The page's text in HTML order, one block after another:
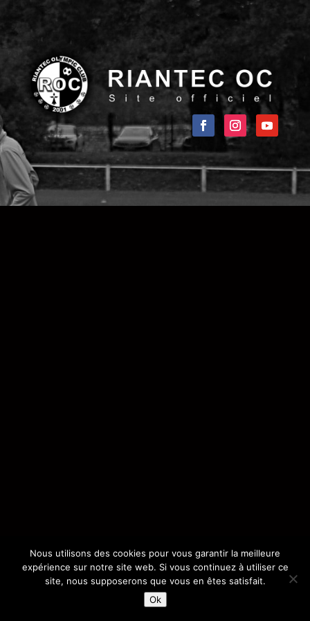
Nous utilisons des cookies pour vous garantir la meilleure
expérience sur notre site web. Si vous continuez à utiliser ce
site, nous supposerons que vous en êtes satisfait.
Ok